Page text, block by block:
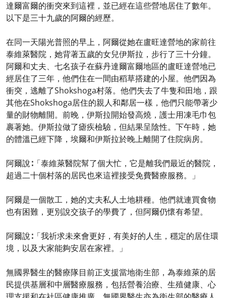
達爾富爾的衝突來到這裡，並已經在這些營地居住了數年。
以下是三十九歲的阿爾的經歷。
在同一天陽光普照的早上，阿爾從她在盧旺達營地的家前往
泰維萊醫院，她背著五歲的女兒伊斯拉，步行了三十分鐘。
阿爾和丈夫、七名孩子在蘇丹達爾富爾地區的盧旺達營地已
經居住了三年，他們住在一間由稻草搭建的小屋。他們因為
衝突，逃離了Shokshoga村落。他們失去了牛隻和田地，跟
其他在Shokshoga居住的親人和鄰居一樣，他們只能帶著少
量的財物離開。前晚，伊斯拉開始發高燒，護士用凍毛巾包
裹著她。伊斯拉做了瘧疾檢驗，但結果呈陰性。下午時，她
的體溫已經下降，埃爾和伊斯拉於晚上離開了住院病房。
阿爾說∶「泰維萊醫院幫了個大忙，它是離我們最近的醫院，
超過二十個村落的居民也來這裡接受免費醫療服務。」
阿爾是一個散工，她的丈夫私人土地耕種。他們就連買食物
也有困難，更別說交孩子的學費了，但阿爾仍懷有希望。
阿爾說∶「我祈求未來會更好，有美好的人生，穩定的居住環
境，以及大家能夠安居在家裡。」
無國界醫生的醫療隊目前正支援當地衛生部，為泰維萊的居
民提供基層和中層醫療服務，包括營養治療、生殖健康、心